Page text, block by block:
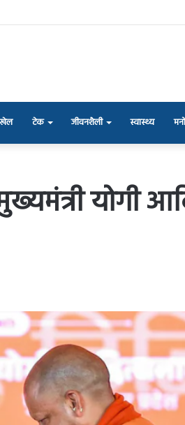
खेल टेक जीवनशैली स्वास्थ्य
मुख्यमंत्री योगी